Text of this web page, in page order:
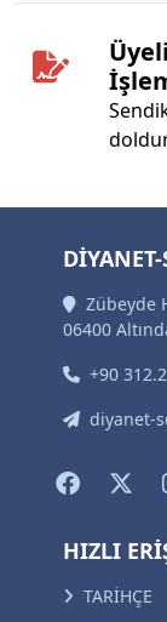
DİYANET-
Zübeyde
06400
+90
diyanet-
HIZLI
TARİHÇE